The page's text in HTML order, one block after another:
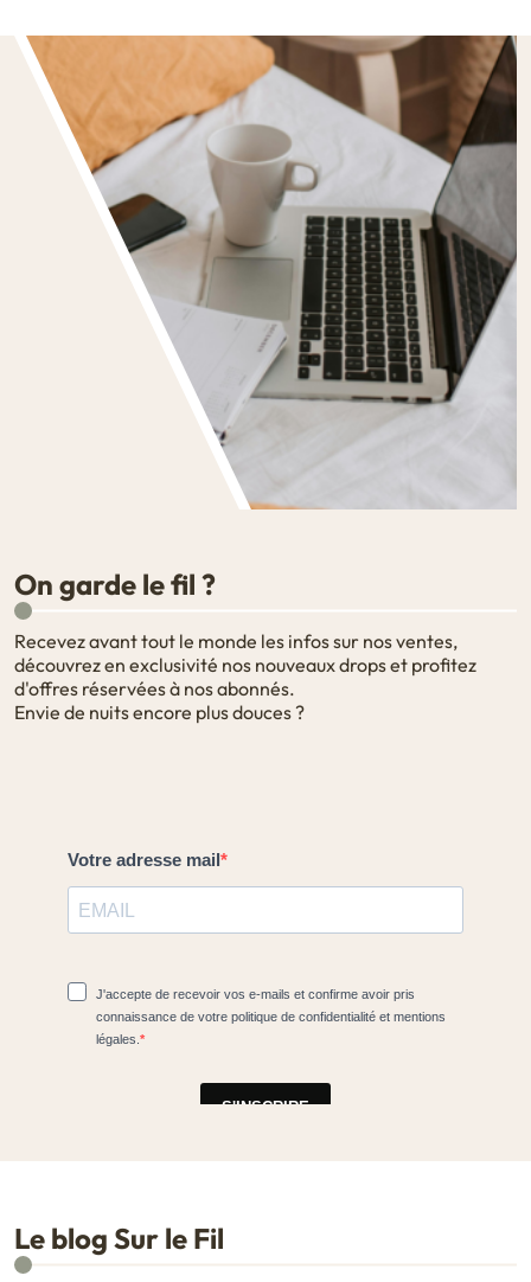
On garde le fil ?
Recevez avant tout le monde les infos sur nos ventes,
découvrez en exclusivité nos nouveaux drops et profitez
d'offres réservées à nos abonnés.
Envie de nuits encore plus douces ?
Le blog Sur le Fil